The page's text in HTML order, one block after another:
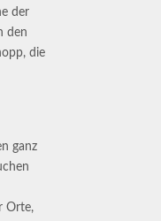
der
den
die
ganz
Orte,